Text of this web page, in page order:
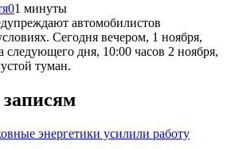
01 минуты
автомобилистов
Сегодня вечером, 1 ноября,
следующего дня, 10:00 часов 2 ноября,
туман.
энергетики усилили работу